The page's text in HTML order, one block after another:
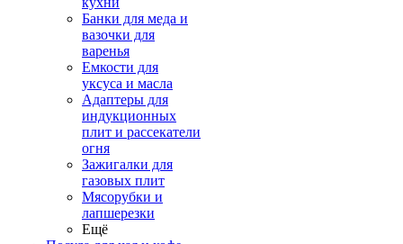
Банки для меда и
вазочки для
варенья
Емкости для
уксуса и масла
Адаптеры для
индукционных
плит и рассекатели
огня
Зажигалки для
газовых плит
Мясорубки и
лапшерезки
Ещё